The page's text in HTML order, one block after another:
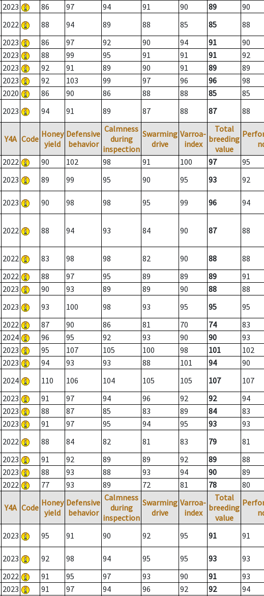
2023 86 97 94 91 90 89
90
2022 88 94 89 88 85 85
88
2023 86 97 92 90 94 91
90
2023 88 99 95 91 91 91
92
2023 92 91 89 90 91 89
89
2023 92 103 99 97 96 96
98
2020 86 90 86 88 88 85
85
2023 94 91 89 87 88 87 88
Y4A Code Honey
yield
Defensive
behavior
Calmness
during
inspection
Swarming
drive
Varroa-
index
Total
breeding
value
2022 90 102 98 91 100 97
95
2023 89 99 95 90 95 93 92
2023 90 98 98 95 99 96 94
2022 88 94 93 84 90 87 88
2022 83 98 98 82 90 88
88
2022 88 97 95 89 89 89
91
2023 90 93 89 89 90 88
88
2023 93 100 98 93 95 95
95
2022 87 90 86 81 70 74
83
2024 96 95 92 93 90 90
93
2023 95 107 105 100 98 101
102
2023 94 93 93 88 101 94
90
2024 110 106 104 105 105 107
107
2023 91 97 94 96 92 92
94
2023 88 87 85 83 89 84
83
2023 91 97 95 94 95 93
93
2022 88 84 82 81 83 79
81
2023 91 92 89 89 92 89
88
2023 88 93 88 93 94 90
89
2022 77 93 89 72 81 78 80
Y4A Code Honey
yield
Defensive
behavior
Calmness
during
inspection
Swarming
drive
Varroa-
index
Total
breeding
value
2023 95 91 90 92 95 91 91
2023 92 98 94 95 95 93
93
2022 91 95 97 93 90 91
93
2023 91 97 94 96 92 92
94